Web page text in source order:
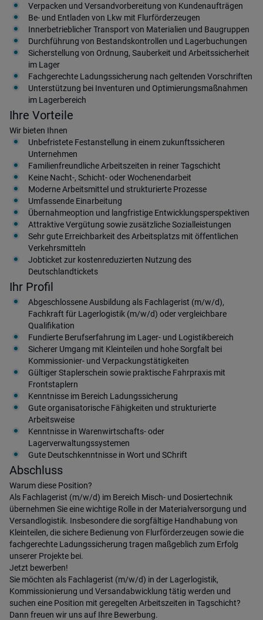
Verpacken und Versandvorbereitung von Kundenaufträgen
Be- und Entladen von Lkw mit Flurförderzeugen
Innerbetrieblicher Transport von Materialien und Baugruppen
Durchführung von Bestandskontrollen und Lagerbuchungen
Sicherstellung von Ordnung, Sauberkeit und Arbeitssicherheit
im Lager
Fachgerechte Ladungssicherung nach geltenden Vorschriften
Unterstützung bei Inventuren und Optimierungsmaßnahmen
im Lagerbereich
Ihre Vorteile
Wir bieten Ihnen
Unbefristete Festanstellung in einem zukunftssicheren
Unternehmen
Familienfreundliche Arbeitszeiten in reiner Tagschicht
Keine Nacht-, Schicht- oder Wochenendarbeit
Moderne Arbeitsmittel und strukturierte Prozesse
Umfassende Einarbeitung
Übernahmeoption und langfristige Entwicklungsperspektiven
Attraktive Vergütung sowie zusätzliche Sozialleistungen
Sehr gute Erreichbarkeit des Arbeitsplatzs mit öffentlichen
Verkehrsmitteln
Jobticket zur kostenreduzierten Nutzung des
Deutschlandtickets
Ihr Profil
Abgeschlossene Ausbildung als Fachlagerist (m/w/d),
Fachkraft für Lagerlogistik (m/w/d) oder vergleichbare
Qualifikation
Fundierte Berufserfahrung im Lager- und Logistikbereich
Sicherer Umgang mit Kleinteilen und hohe Sorgfalt bei
Kommissionier- und Verpackungstätigkeiten
Gültiger Staplerschein sowie praktische Fahrpraxis mit
Frontstaplern
Kenntnisse im Bereich Ladungssicherung
Gute organisatorische Fähigkeiten und strukturierte
Arbeitsweise
Kenntnisse in Warenwirtschafts- oder
Lagerverwaltungssystemen
Gute Deutschkenntnisse in Wort und SChrift
Abschluss
Warum diese Position?
Als Fachlagerist (m/w/d) im Bereich Misch- und Dosiertechnik
übernehmen Sie eine wichtige Rolle in der Materialversorgung und
Versandlogistik. Insbesondere die sorgfältige Handhabung von
Kleinteilen, die sichere Bedienung von Flurförderzeugen sowie die
fachgerechte Ladungssicherung tragen maßgeblich zum Erfolg
unserer Projekte bei.
Jetzt bewerben!
Sie möchten als Fachlagerist (m/w/d) in der Lagerlogistik,
Kommissionierung und Versandabwicklung tätig werden und
suchen eine Position mit geregelten Arbeitszeiten in Tagschicht?
Dann freuen wir uns auf Ihre Bewerbung.